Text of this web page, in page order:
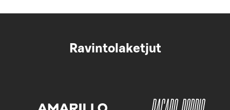
Ravintolaketjut